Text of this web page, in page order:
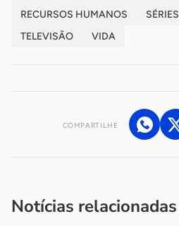
RECURSOS HUMANOS
SÉRIES
TELEVISÃO
VIDA
COMPARTILHE
Notícias relacionadas